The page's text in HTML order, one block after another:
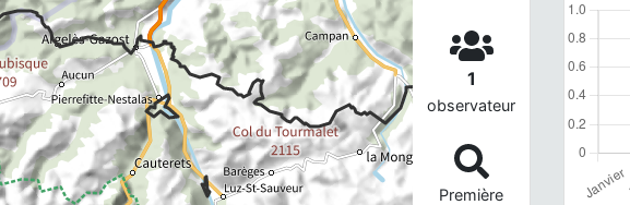
1
observateur
Première